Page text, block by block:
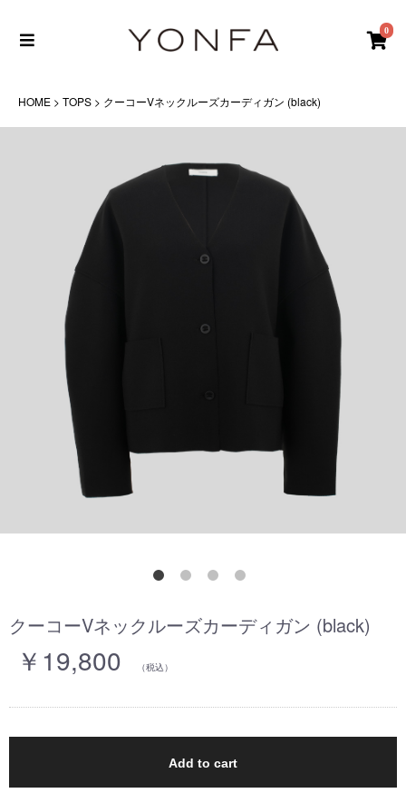
0
HOME > TOPS > クーコーVネックルーズカーディガン (black)
クーコーVネックルーズカーディガン (black)
￥19,800 （税込）
Add to cart